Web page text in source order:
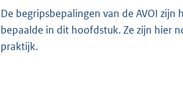
De begripsbepalingen van de AVOI
bepaalde in dit hoofdstuk. Ze zijn hier
praktijk.